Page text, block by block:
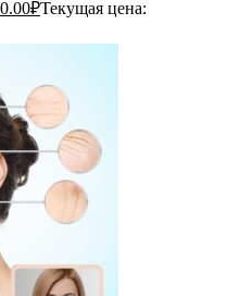
₽Текущая цена: